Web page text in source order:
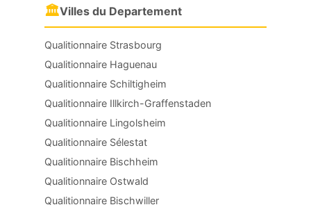
🏛Villes du Departement
Qualitionnaire Strasbourg
Qualitionnaire Haguenau
Qualitionnaire Schiltigheim
Qualitionnaire Illkirch-Graffenstaden
Qualitionnaire Lingolsheim
Qualitionnaire Sélestat
Qualitionnaire Bischheim
Qualitionnaire Ostwald
Qualitionnaire Bischwiller